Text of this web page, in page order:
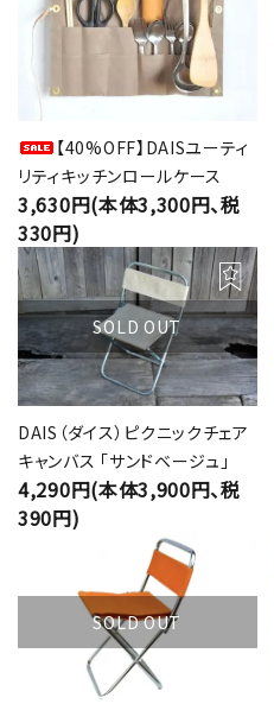
【40%OFF】DAISユーティ
リティキッチンロールケース
3,630円(本体3,300円、税
330円)
SOLD OUT
DAIS（ダイス）ピクニックチェア
キャンバス 「サンドベージュ」
4,290円(本体3,900円、税
390円)
SOLD OUT